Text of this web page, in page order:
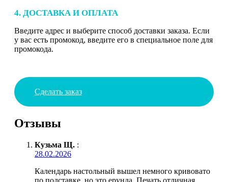
4. ДОСТАВКА И ОПЛАТА
Введите адрес и выберите способ доставки заказа. Если
у вас есть промокод, введите его в специальное поле для
промокода.
Сделать заказ
Отзывы
Кузьма Щ. :
28.02.2026
Календарь настольный вышел немного кривовато
по подставке, но это ерунда. Печать отличная,